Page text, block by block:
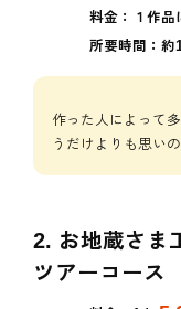
料金：１作
所要時間：約
作った人によって
うだけよりも思い
2. お地蔵さま
ツアーコース